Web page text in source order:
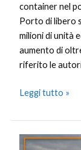
container nel
Porto di libero
milioni di unità
aumento di
riferito le
Leggi tutto »
Tg